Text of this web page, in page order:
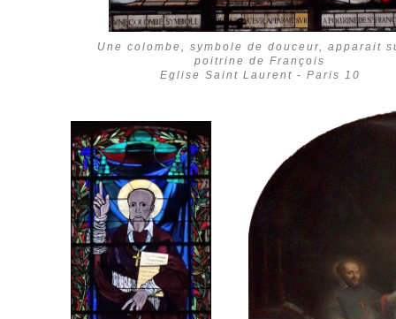
Une colombe, symbole de douceur, apparait
poitrine de François
Eglise Saint Laurent - Paris 10